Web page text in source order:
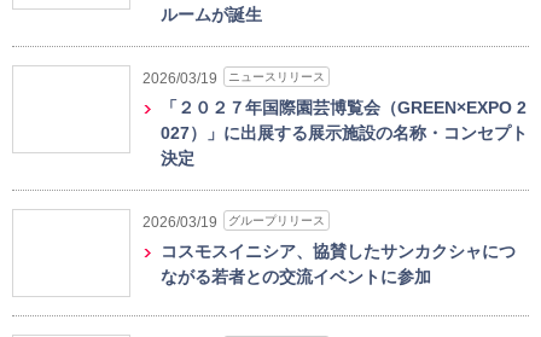
ルームが誕生
2026/03/19 ニュースリリース
「２０２７年国際園芸博覧会（GREEN×EXPO 2
027）」に出展する展示施設の名称・コンセプト
決定
2026/03/19 グループリリース
コスモスイニシア、協賛したサンカクシャにつ
ながる若者との交流イベントに参加